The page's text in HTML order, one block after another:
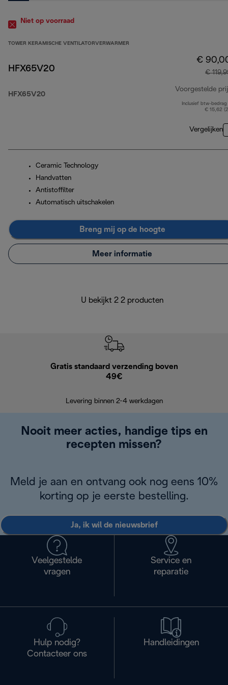
Niet op voorraad
TOWER KERAMISCHE VENTILATORVERWARMER
HFX65V20
HFX65V20
€
€
Voorgestelde
Inclusief btw-bedrag
€ 15,62
Vergelijken
Ceramic Technology
Handvatten
Antistoffilter
Automatisch uitschakelen
Breng mij op de hoogte
Meer informatie
U bekijkt 2 2 producten
Gratis standaard verzending boven
49€
Levering binnen 2-4 werkdagen
Nooit meer acties, handige tips en
recepten missen?
Meld je aan en ontvang ook nog eens 10%
korting op je eerste bestelling.
Ja, ik wil de nieuwsbrief
Veelgestelde
vragen
Service en
reparatie
Hulp nodig?
Contacteer ons
Handleidingen